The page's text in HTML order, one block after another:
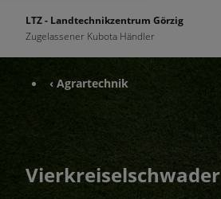
LTZ - Landtechnikzentrum Görzig
Zugelassener Kubota Händler
‹ Agrartechnik
Vierkreiselschwader